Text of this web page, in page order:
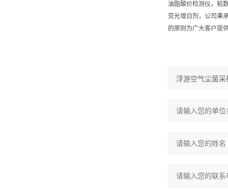
油脂酸价检测仪，粘
荧光增白剂，公司秉
的原则为广大客户提